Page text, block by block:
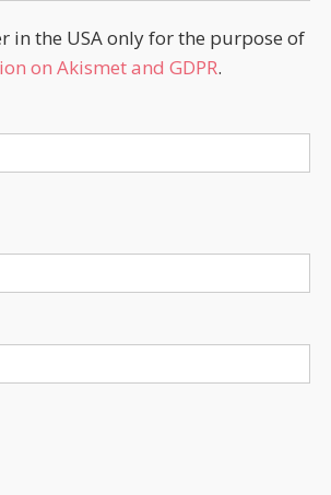
in the USA only for the purpose of
on Akismet and GDPR.